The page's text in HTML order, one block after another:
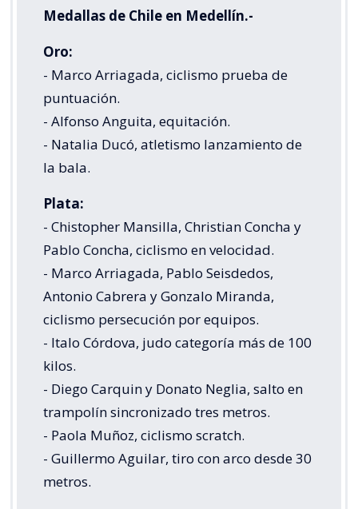
Medallas de Chile en Medellín.-
Oro:
- Marco Arriagada, ciclismo prueba de
puntuación.
- Alfonso Anguita, equitación.
- Natalia Ducó, atletismo lanzamiento de
la bala.
Plata:
- Chistopher Mansilla, Christian Concha y
Pablo Concha, ciclismo en velocidad.
- Marco Arriagada, Pablo Seisdedos,
Antonio Cabrera y Gonzalo Miranda,
ciclismo persecución por equipos.
- Italo Córdova, judo categoría más de 100
kilos.
- Diego Carquin y Donato Neglia, salto en
trampolín sincronizado tres metros.
- Paola Muñoz, ciclismo scratch.
- Guillermo Aguilar, tiro con arco desde 30
metros.